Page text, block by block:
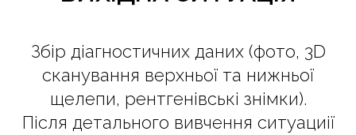
Збір діагностичних даних (фото, 3D
сканування верхньої та нижньої
щелепи, рентгенівські знімки).
Після детального вивчення ситуациії